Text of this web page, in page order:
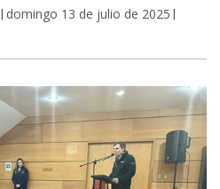
domingo 13 de julio de 2025